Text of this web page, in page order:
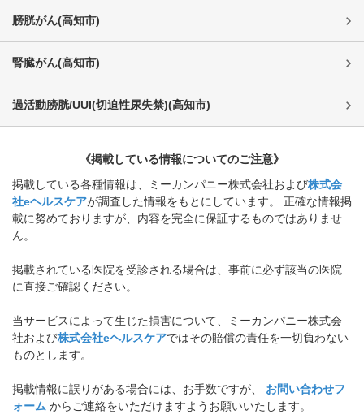
膀胱がん(高知市)
腎臓がん(高知市)
過活動膀胱/UUI(切迫性尿失禁)(高知市)
《掲載している情報についてのご注意》
掲載している各種情報は、ミーカンパニー株式会社および株式会
社eヘルスケアが調査した情報をもとにしています。 正確な情報掲
載に努めておりますが、内容を完全に保証するものではありませ
ん。
掲載されている医院を受診される場合は、事前に必ず該当の医院
に直接ご確認ください。
当サービスによって生じた損害について、ミーカンパニー株式会
社および株式会社eヘルスケアではその賠償の責任を一切負わない
ものとします。
掲載情報に誤りがある場合には、お手数ですが、
お問い合わせフ
ォーム からご連絡をいただけますようお願いいたします。